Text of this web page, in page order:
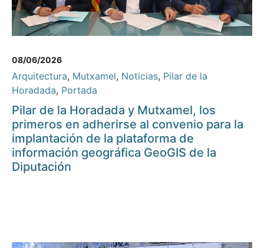
08/06/2026
Arquitectura, Mutxamel, Noticias, Pilar de la
Horadada, Portada
Pilar de la Horadada y Mutxamel, los
primeros en adherirse al convenio para la
implantación de la plataforma de
información geográfica GeoGIS de la
Diputación